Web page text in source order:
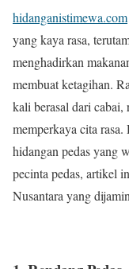
hidanganistimewa.com
yang kaya rasa,
menghadirkan
membuat ketagihan.
kali berasal dari cabai,
memperkaya cita
hidangan pedas yang
pecinta pedas, artikel
Nusantara yang